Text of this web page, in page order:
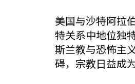
美国与沙特阿拉
特关系中地位独
斯兰教与恐怖主
碍，宗教日益成